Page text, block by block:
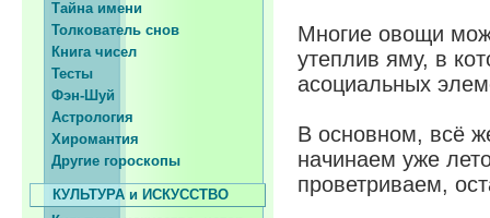
Тайна имени
Толкователь снов
Книга чисел
Тесты
Фэн-Шуй
Астрология
Хиромантия
Другие гороскопы
КУЛЬТУРА и ИСКУССТВО
Многие овощи
утеплив яму, в
асоциальных
В основном, всё
начинаем уже
проветриваем,